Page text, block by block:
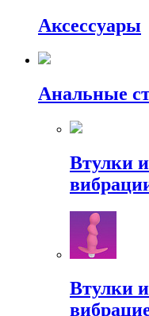
Аксессуары
Анальные
Втулки
Втулки